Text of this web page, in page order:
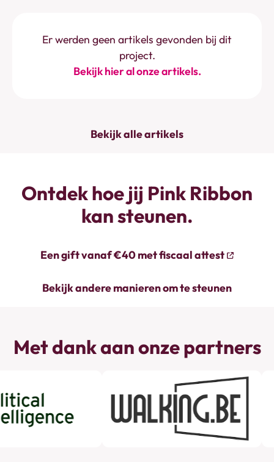
Bekijk alle artikels
Er werden geen artikels gevonden bij dit
project.
Bekijk hier al onze artikels.
Ontdek hoe jij Pink Ribbon
kan steunen.
Een gift vanaf €40 met fiscaal attest
Bekijk andere manieren om te steunen
Met dank aan onze partners